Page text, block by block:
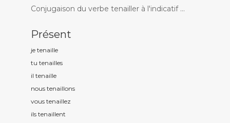
Conjugaison du verbe tenailler à l'indicatif ...
Présent
je tenaille
tu tenailles
il tenaille
nous tenaillons
vous tenaillez
ils tenaillent